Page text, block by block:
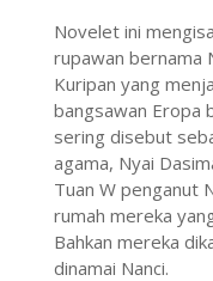
Novelet ini
rupawan bernama
Kuripan yang
bangsawan Eropa
sering disebut
agama, Nyai
Tuan W penganut
rumah mereka
Bahkan mereka
dinamai Nanci.